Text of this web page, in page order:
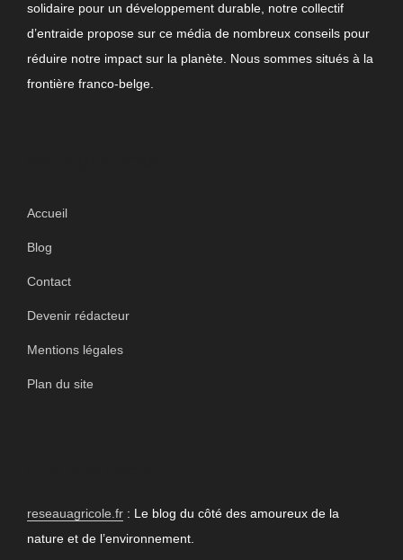
solidaire pour un développement durable, notre collectif
d’entraide propose sur ce média de nombreux conseils pour
réduire notre impact sur la planète. Nous sommes situés à la
frontière franco-belge.
Accueil
Blog
Contact
Devenir rédacteur
Mentions légales
Plan du site
reseauagricole.fr : Le blog du côté des amoureux de la
nature et de l’environnement.